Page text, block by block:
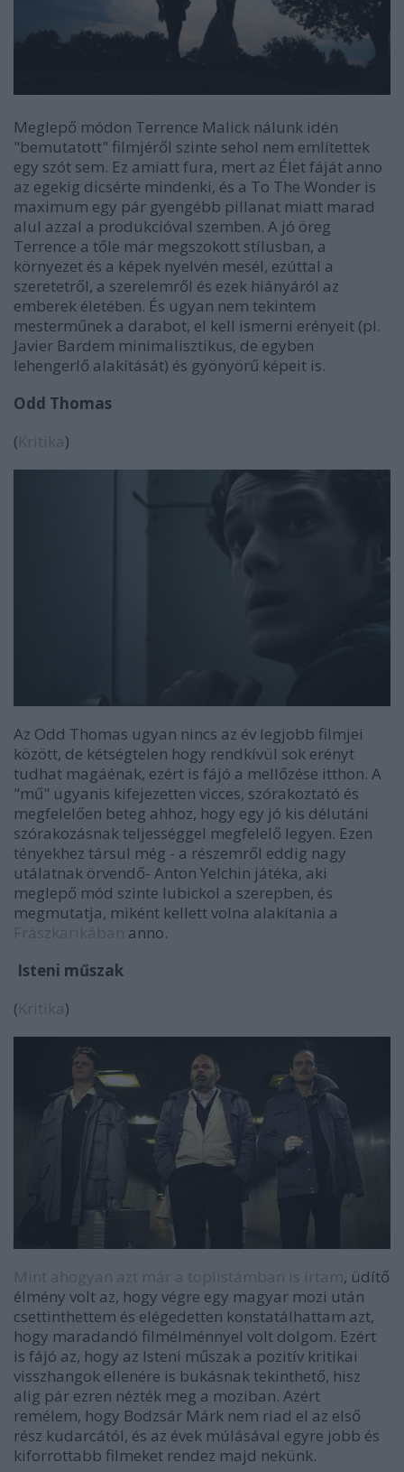
Meglepő módon Terrence Malick nálunk idén
"bemutatott" filmjéről szinte sehol nem említettek
egy szót sem. Ez amiatt fura, mert az Élet fáját anno
az egekig dicsérte mindenki, és a To The Wonder is
maximum egy pár gyengébb pillanat miatt marad
alul azzal a produkcióval szemben. A jó öreg
Terrence a tőle már megszokott stílusban, a
környezet és a képek nyelvén mesél, ezúttal a
szeretetről, a szerelemről és ezek hiányáról az
emberek életében. És ugyan nem tekintem
mesterműnek a darabot, el kell ismerni erényeit (pl.
Javier Bardem minimalisztikus, de egyben
lehengerlő alakítását) és gyönyörű képeit is.
Odd Thomas
(
)
Az Odd Thomas ugyan nincs az év legjobb filmjei
között, de kétségtelen hogy rendkívül sok erényt
tudhat magáénak, ezért is fájó a mellőzése itthon. A
"mű" ugyanis kifejezetten vicces, szórakoztató és
megfelelően beteg ahhoz, hogy egy jó kis délutáni
szórakozásnak teljességgel megfelelő legyen. Ezen
tényekhez társul még - a részemről eddig nagy
utálatnak örvendő- Anton Yelchin játéka, aki
meglepő mód szinte lubickol a szerepben, és
megmutatja, miként kellett volna alakítania a
anno.
Isteni műszak
(
)
, üdítő
élmény volt az, hogy végre egy magyar mozi után
csettinthettem és elégedetten konstatálhattam azt,
hogy maradandó filmélménnyel volt dolgom. Ezért
is fájó az, hogy az Isteni műszak a pozitív kritikai
visszhangok ellenére is bukásnak tekinthető, hisz
alig pár ezren nézték meg a moziban. Azért
remélem, hogy Bodzsár Márk nem riad el az első
rész kudarcától, és az évek múlásával egyre jobb és
kiforrottabb filmeket rendez majd nekünk.